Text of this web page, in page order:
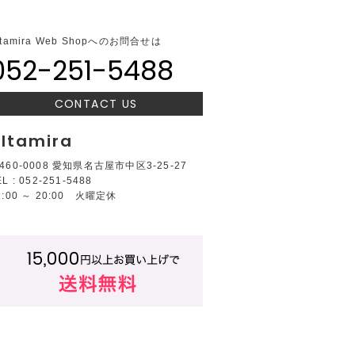
Web Shopへのお問合せは
251-5488
CONTACT US
0008 愛知県名古屋市中区3-25-27
: 052-251-5488
～ 20:00 火曜定休